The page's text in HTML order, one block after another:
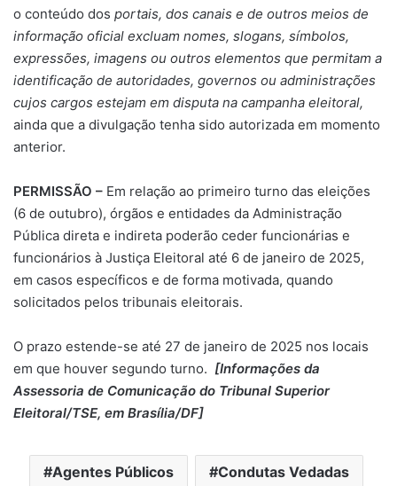
o conteúdo dos portais, dos canais e de outros meios de
informação oficial excluam nomes, slogans, símbolos,
expressões, imagens ou outros elementos que permitam a
identificação de autoridades, governos ou administrações
cujos cargos estejam em disputa na campanha eleitoral,
ainda que a divulgação tenha sido autorizada em momento
anterior.
PERMISSÃO – Em relação ao primeiro turno das eleições
(6 de outubro), órgãos e entidades da Administração
Pública direta e indireta poderão ceder funcionárias e
funcionários à Justiça Eleitoral até 6 de janeiro de 2025,
em casos específicos e de forma motivada, quando
solicitados pelos tribunais eleitorais.
O prazo estende-se até 27 de janeiro de 2025 nos locais
em que houver segundo turno. [Informações da
Assessoria de Comunicação do Tribunal Superior
Eleitoral/TSE, em Brasília/DF]
Agentes Públicos Condutas Vedadas